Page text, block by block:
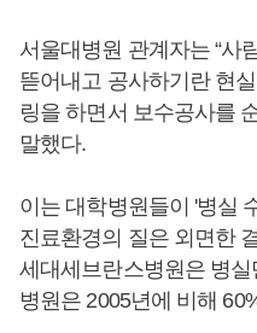
서울대병원 관계자는 “사
뜯어내고 공사하기란 현
링을 하면서 보수공사를
말했다.
이는 대학병원들이 '병실
진료환경의 질은 외면한
세대세브란스병원은 병
병원은 2005년에 비해